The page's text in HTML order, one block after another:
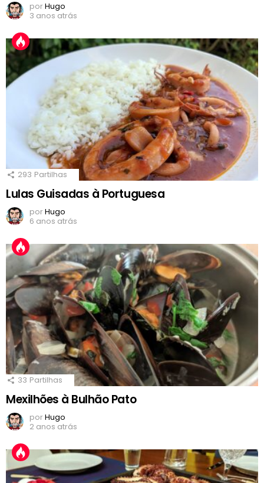
porHugo
3 anos atrás
293 Partilhas
Lulas Guisadas à Portuguesa
porHugo
6 anos atrás
33 Partilhas
Mexilhões à Bulhão Pato
porHugo
2 anos atrás